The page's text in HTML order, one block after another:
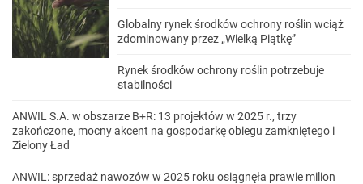
Globalny rynek środków ochrony roślin wciąż
zdominowany przez „Wielką Piątkę”
Rynek środków ochrony roślin potrzebuje
stabilności
ANWIL S.A. w obszarze B+R: 13 projektów w 2025 r., trzy
zakończone, mocny akcent na gospodarkę obiegu zamkniętego i
Zielony Ład
ANWIL: sprzedaż nawozów w 2025 roku osiągnęła prawie milion